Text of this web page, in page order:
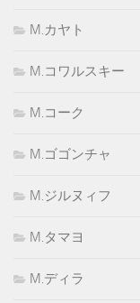
M.カヤト
M.コワルスキー
M.コーク
M.ゴゴンチャ
M.ジルヌィフ
M.タマヨ
M.ディラ